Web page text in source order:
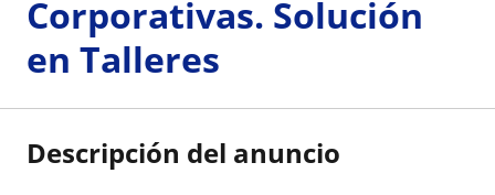
Corporativas. Solución
en Talleres
Descripción del anuncio